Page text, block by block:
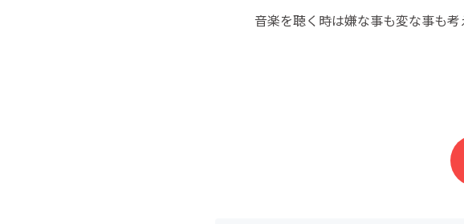
音楽を聴く時は嫌な事も変な事も